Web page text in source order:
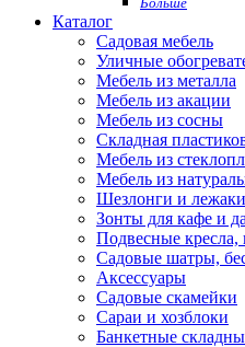
Каталог
Садовая мебель
Уличные
Мебель из металла
Мебель из акации
Мебель из сосны
Складная
Мебель из
Мебель из
Шезлонги и лежаки
Зонты для кафе и
Подвесные кресла,
Садовые шатры,
Аксессуары
Садовые скамейки
Сараи и хозблоки
Банкетные